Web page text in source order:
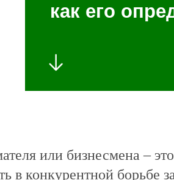
как его
или бизнесмена –
в конкурентной борьбе